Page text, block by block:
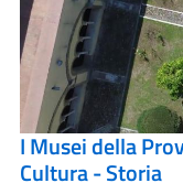
I Musei della
Cultura - Storia